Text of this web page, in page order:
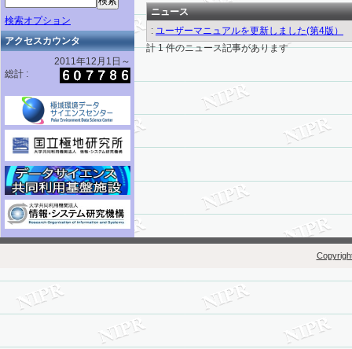
検索オプション
アクセスカウンタ
2011年12月1日～
総計 :
ニュース
: ユーザーマニュアルを更新しました(第4版）
計 1 件のニュース記事があります